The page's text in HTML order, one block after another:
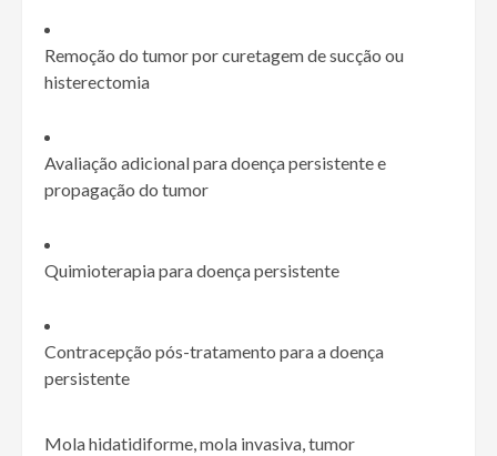
Remoção do tumor por curetagem de sucção ou
histerectomia
Avaliação adicional para doença persistente e
propagação do tumor
Quimioterapia para doença persistente
Contracepção pós-tratamento para a doença
persistente
Mola hidatidiforme, mola invasiva, tumor